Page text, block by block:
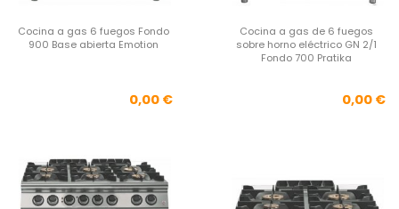
Cocina a gas 6 fuegos Fondo
900 Base abierta Emotion
Precio
0,00 €
Cocina a gas de 6 fuegos
sobre horno eléctrico GN 2/1
Fondo 700 Pratika
0,00 €